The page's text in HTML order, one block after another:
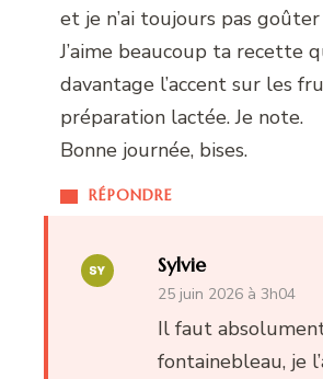
RÉPONDRE
et je n’ai toujours pas
J’aime beaucoup ta recette
davantage l’accent sur les
préparation lactée. Je note.
Bonne journée, bises.
Sylvie
25 juin 2026 à 3h04
Il faut
fontainebleau, je